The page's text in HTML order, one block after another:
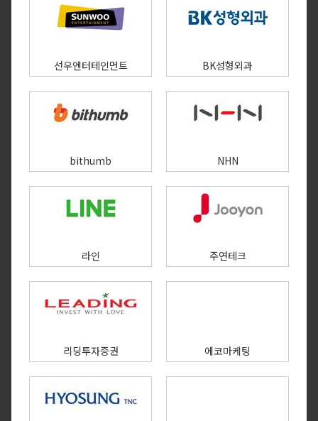
선우엔터테인먼트 BK성형외과
bithumb NHN
라인 주연테크
리딩투자증권 에코마케팅